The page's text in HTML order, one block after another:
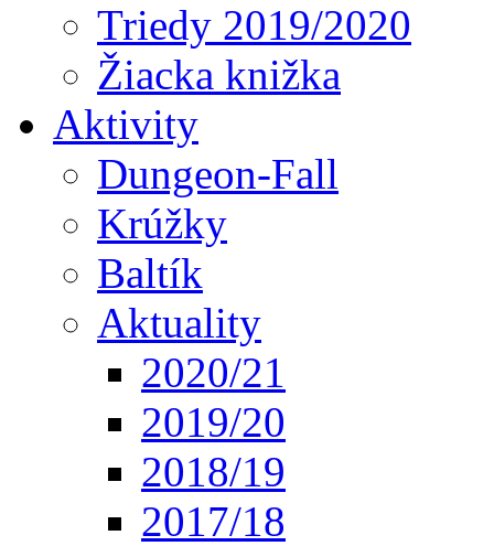
Triedy 2019/2020
Žiacka knižka
Aktivity
Dungeon-Fall
Krúžky
Baltík
Aktuality
2020/21
2019/20
2018/19
2017/18